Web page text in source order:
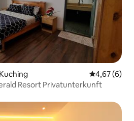
4,67 (6)
Resort Privatunterkunft